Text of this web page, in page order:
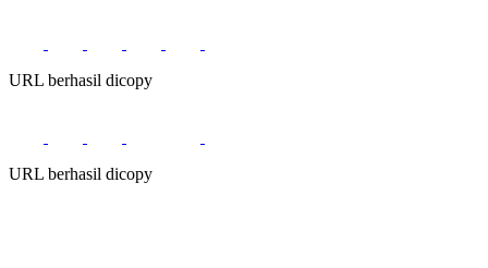
URL berhasil dicopy
URL berhasil dicopy